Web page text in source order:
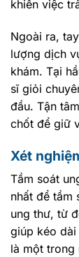
khiến việc
Ngoài ra,
lượng dịch
khám. Tại
sĩ giỏi
đầu. Tận
chốt để giữ
Xét
Tầm soát
nhất để tầm
ung thư, từ
giúp kéo dài
là một trong